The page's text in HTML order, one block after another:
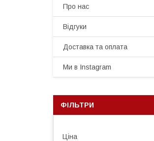
Про нас
Відгуки
Доставка та оплата
Ми в Instagram
ФІЛЬТРИ
Ціна